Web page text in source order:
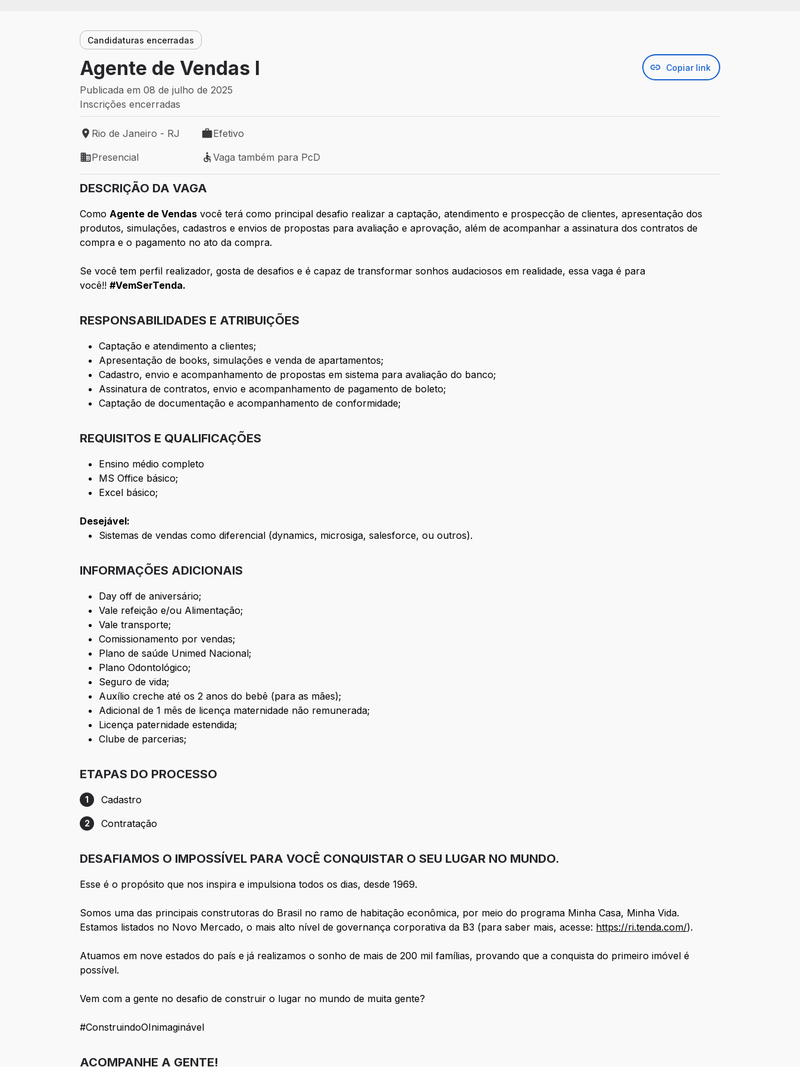
Candidaturas encerradas
Agente de Vendas I Copiar link
Publicada em 08 de julho de 2025
Inscrições encerradas
Local de trabalho: Rio de Janeiro - RJ
Rio de Janeiro - RJ
Tipo de vaga: Efetivo
Efetivo
Modelo de trabalho: Presencial
Presencial
Vaga também para PcD
Vaga também para PcD
DESCRIÇÃO DA VAGA
ComoAgente de Vendas você terá como principal desafio realizar a captação, atendimento e prospecção de clientes, apresentação dos
produtos, simulações, cadastros e envios de propostas para avaliação e aprovação, além de acompanhar a assinatura dos contratos de
compra e o pagamento no ato da compra.
Se você tem perfil realizador, gosta de desafios e é capaz de transformar sonhos audaciosos em realidade, essa vaga é para
você!!#VemSerTenda.
RESPONSABILIDADES E ATRIBUIÇÕES
Captação e atendimento a clientes;
Apresentação de books, simulações e venda de apartamentos;
Cadastro, envio e acompanhamento de propostas em sistema para avaliação do banco;
Assinatura de contratos, envio e acompanhamento de pagamento de boleto;
Captação de documentação e acompanhamento de conformidade;
REQUISITOS E QUALIFICAÇÕES
Ensino médio completo
MS Office básico;
Excel básico;
Desejável:
Sistemas de vendas como diferencial (dynamics, microsiga, salesforce, ou outros).
INFORMAÇÕES ADICIONAIS
Day off de aniversário;
Vale refeição e/ou Alimentação;
Vale transporte;
Comissionamento por vendas;
Plano de saúde Unimed Nacional;
Plano Odontológico;
Seguro de vida;
Auxílio creche até os 2 anos do bebê (para as mães);
Adicional de 1 mês de licença maternidade não remunerada;
Licença paternidade estendida;
Clube de parcerias;
ETAPAS DO PROCESSO
Etapa 1: Cadastro
1 Cadastro
Etapa 2: Contratação
2 Contratação
DESAFIAMOS O IMPOSSÍVEL PARA VOCÊ CONQUISTAR O SEU LUGAR NO MUNDO.
Esse é o propósito que nos inspira e impulsiona todos os dias, desde 1969.
Somos uma das principais construtoras do Brasil no ramo de habitação econômica, por meio do programa Minha Casa, Minha Vida.
Estamos listados no Novo Mercado, o mais alto nível de governança corporativa da B3 (para saber mais, acesse: https://ri.tenda.com/).
Atuamos em nove estados do país e já realizamos o sonho de mais de 200 mil famílias, provando que a conquista do primeiro imóvel é
possível.
Vem com a gente no desafio de construir o lugar no mundo de muita gente?
#ConstruindoOInimaginável
ACOMPANHE A GENTE!